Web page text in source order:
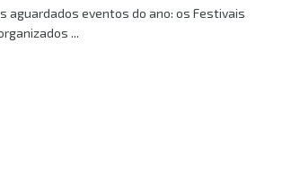
aguardados eventos do ano: os Festivais
...